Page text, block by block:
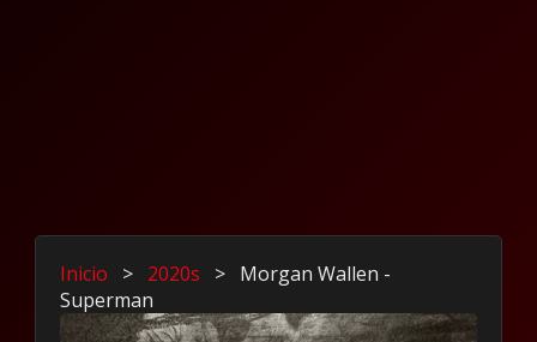
Inicio > 2020s > Morgan Wallen -
Superman